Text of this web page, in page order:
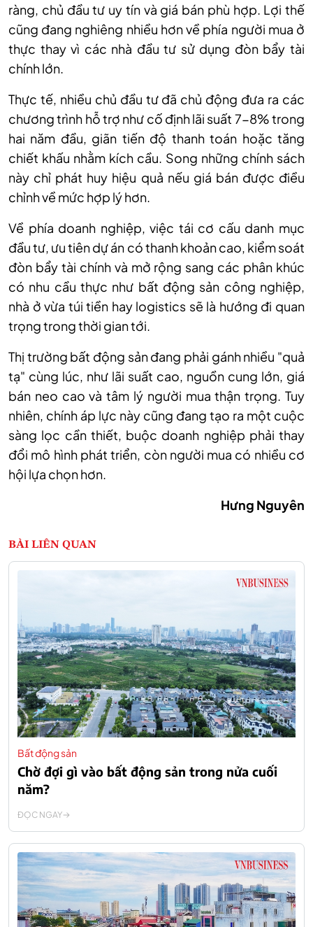
ràng, chủ đầu tư uy tín và giá bán phù hợp. Lợi thế
cũng đang nghiêng nhiều hơn về phía người mua ở
thực thay vì các nhà đầu tư sử dụng đòn bẩy tài
chính lớn.
Thực tế, nhiều chủ đầu tư đã chủ động đưa ra các
chương trình hỗ trợ như cố định lãi suất 7-8% trong
hai năm đầu, giãn tiến độ thanh toán hoặc tăng
chiết khấu nhằm kích cầu. Song những chính sách
này chỉ phát huy hiệu quả nếu giá bán được điều
chỉnh về mức hợp lý hơn.
Về phía doanh nghiệp, việc tái cơ cấu danh mục
đầu tư, ưu tiên dự án có thanh khoản cao, kiểm soát
đòn bẩy tài chính và mở rộng sang các phân khúc
có nhu cầu thực như bất động sản công nghiệp,
nhà ở vừa túi tiền hay logistics sẽ là hướng đi quan
trọng trong thời gian tới.
Thị trường bất động sản đang phải gánh nhiều "quả
tạ" cùng lúc, như lãi suất cao, nguồn cung lớn, giá
bán neo cao và tâm lý người mua thận trọng. Tuy
nhiên, chính áp lực này cũng đang tạo ra một cuộc
sàng lọc cần thiết, buộc doanh nghiệp phải thay
đổi mô hình phát triển, còn người mua có nhiều cơ
hội lựa chọn hơn.
Hưng Nguyên
BÀI LIÊN QUAN
Bất động sản
Chờ đợi gì vào bất động sản trong nửa cuối
năm?
ĐỌC NGAY